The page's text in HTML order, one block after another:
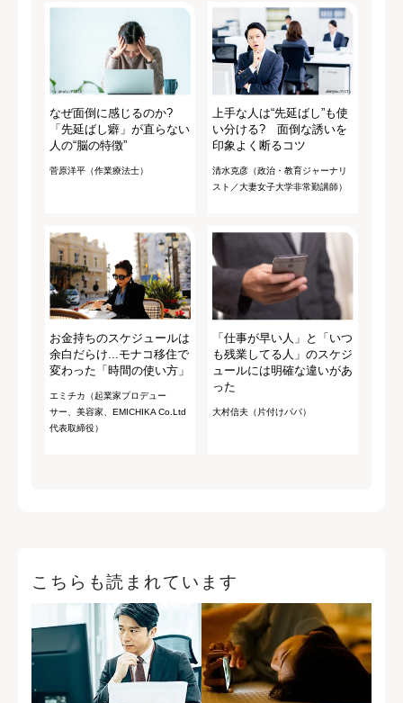
なぜ面倒に感じるのか?
「先延ばし癖」が直らない
人の“脳の特徴”
菅原洋平（作業療法士）
上手な人は“先延ばし”も使
い分ける? 面倒な誘いを
印象よく断るコツ
清水克彦（政治・教育ジャーナリ
スト／大妻女子大学非常勤講師）
お金持ちのスケジュールは
余白だらけ...モナコ移住で
変わった「時間の使い方」
エミチカ（起業家プロデュー
サー、美容家、EMICHIKA Co.Ltd
代表取締役）
「仕事が早い人」と「いつ
も残業してる人」のスケジ
ュールには明確な違いがあ
った
大村信夫（片付けパパ）
こちらも読まれています